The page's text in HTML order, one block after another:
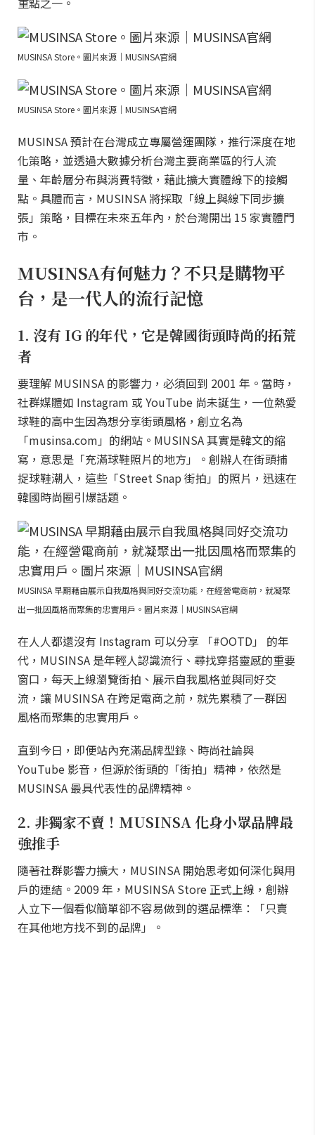
MUSINSA Store。圖片來源｜MUSINSA官網
MUSINSA Store。圖片來源｜MUSINSA官網
MUSINSA 預計在台灣成立專屬營運團隊，推行深度在地
化策略，並透過大數據分析台灣主要商業區的行人流
量、年齡層分布與消費特徵，藉此擴大實體線下的接觸
點。具體而言，MUSINSA 將採取「線上與線下同步擴
張」策略，目標在未來五年內，於台灣開出 15 家實體門
市。
MUSINSA有何魅力？不只是購物平
台，是一代人的流行記憶
1. 沒有 IG 的年代，它是韓國街頭時尚的拓荒
者
要理解 MUSINSA 的影響力，必須回到 2001 年。當時，
社群媒體如 Instagram 或 YouTube 尚未誕生，一位熱愛
球鞋的高中生因為想分享街頭風格，創立名為
「musinsa.com」的網站。MUSINSA 其實是韓文的縮
寫，意思是「充滿球鞋照片的地方」。創辦人在街頭捕
捉球鞋潮人，這些「Street Snap 街拍」的照片，迅速在
韓國時尚圈引爆話題。
MUSINSA 早期藉由展示自我風格與同好交流功能，在經營電商前，就凝聚
出一批因風格而聚集的忠實用戶。圖片來源｜MUSINSA官網
在人人都還沒有 Instagram 可以分享 「#OOTD」 的年
代，MUSINSA 是年輕人認識流行、尋找穿搭靈感的重要
窗口，每天上線瀏覽街拍、展示自我風格並與同好交
流，讓 MUSINSA 在跨足電商之前，就先累積了一群因
風格而聚集的忠實用戶。
直到今日，即便站內充滿品牌型錄、時尚社論與
YouTube 影音，但源於街頭的「街拍」精神，依然是
MUSINSA 最具代表性的品牌精神。
2. 非獨家不賣！MUSINSA 化身小眾品牌最
強推手
隨著社群影響力擴大，MUSINSA 開始思考如何深化與用
戶的連結。2009 年，MUSINSA Store 正式上線，創辦
人立下一個看似簡單卻不容易做到的選品標準：「只賣
在其他地方找不到的品牌」。